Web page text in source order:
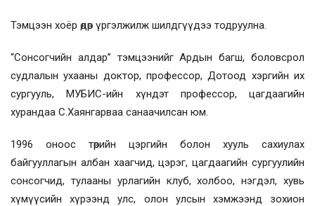
Тэмцээн хоёр өдөр үргэлжилж шилдгүүдээ тодруулна.
“Сонсогчийн алдар” тэмцээнийг Ардын багш, боловсрол
судлалын ухааны доктор, профессор, Дотоод хэргийн их
сургууль, МУБИС-ийн хүндэт профессор, цагдаагийн
хурандаа С.Хаянгарваа санаачилсан юм.
1996 оноос төрийн цэргийн болон хууль сахиулах
байгууллагын албан хаагчид, цэрэг, цагдаагийн сургуулийн
сонсогчид, тулааны урлагийн клуб, холбоо, нэгдэл, хувь
хүмүүсийн хүрээнд улс, олон улсын хэмжээнд зохион